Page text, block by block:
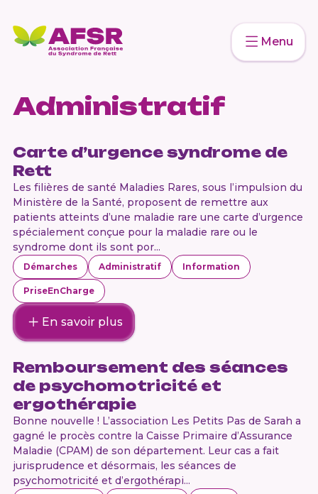
Menu
Administratif
Carte d’urgence syndrome de
Rett
Les filières de santé Maladies Rares, sous l’impulsion du
Ministère de la Santé, proposent de remettre aux
patients atteints d’une maladie rare une carte d’urgence
spécialement conçue pour la maladie rare ou le
syndrome dont ils sont por...
Démarches Administratif Information
PriseEnCharge
En savoir plus
Remboursement des séances
de psychomotricité et
ergothérapie
Bonne nouvelle ! L’association Les Petits Pas de Sarah a
gagné le procès contre la Caisse Primaire d’Assurance
Maladie (CPAM) de son département. Leur cas a fait
jurisprudence et désormais, les séances de
psychomotricité et d’ergothérapi...